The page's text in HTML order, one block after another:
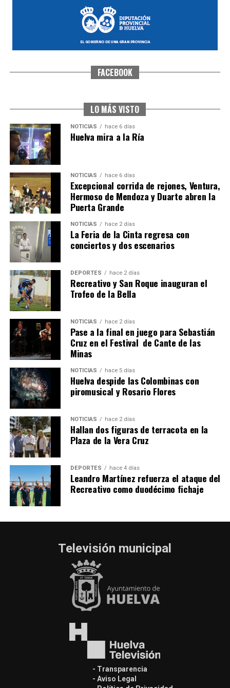
CUARTA CORRIDA DE LAS FIESTAS COLOMBINAS
Huelvatv
4º DÍA DE LAS FIESTAS COLOMBINAS 2026
hace 1 semana · Huelvatv
SEXTA CORRIDA DE LAS FIESTAS COLOMBINAS
2026
hace 5 días· Huelvatv
FACEBOOK
LO MÁS VISTO
NOTICIAS hace 6 días
Huelva mira a la Ría
NOTICIAS hace 6 días
Excepcional corrida de rejones, Ventura,
Hermoso de Mendoza y Duarte abren la
Puerta Grande
NOTICIAS hace 2 días
La Feria de la Cinta regresa con
conciertos y dos escenarios
DEPORTES hace 2 días
Recreativo y San Roque inauguran el
Trofeo de la Bella
NOTICIAS hace 2 días
Pase a la final en juego para Sebastián
Cruz en el Festival de Cante de las
Minas
NOTICIAS hace 5 días
Huelva despide las Colombinas con
piromusical y Rosario Flores
NOTICIAS hace 2 días
Hallan dos figuras de terracota en la
Plaza de la Vera Cruz
DEPORTES hace 4 días
Leandro Martínez refuerza el ataque del
Recreativo como duodécimo fichaje
Televisión municipal
- Transparencia
- Aviso Legal